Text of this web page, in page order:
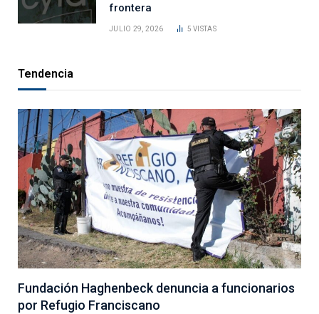
frontera
JULIO 29, 2026 5VISTAS
Tendencia
Fundación Haghenbeck denuncia a funcionarios
por Refugio Franciscano